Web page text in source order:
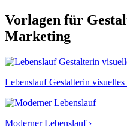
Vorlagen für
Marketing
Lebenslauf Gestalterin
Moderner Lebenslauf ›